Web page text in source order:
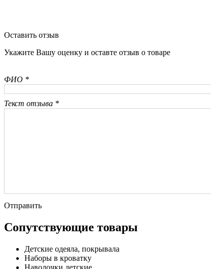
Оставить отзыв
Укажите Вашу оценку и оставте отзыв о товаре
ФИО *
Текст отзыва *
Отправить
Сопутствующие товары
Детские одеяла, покрывала
Наборы в кроватку